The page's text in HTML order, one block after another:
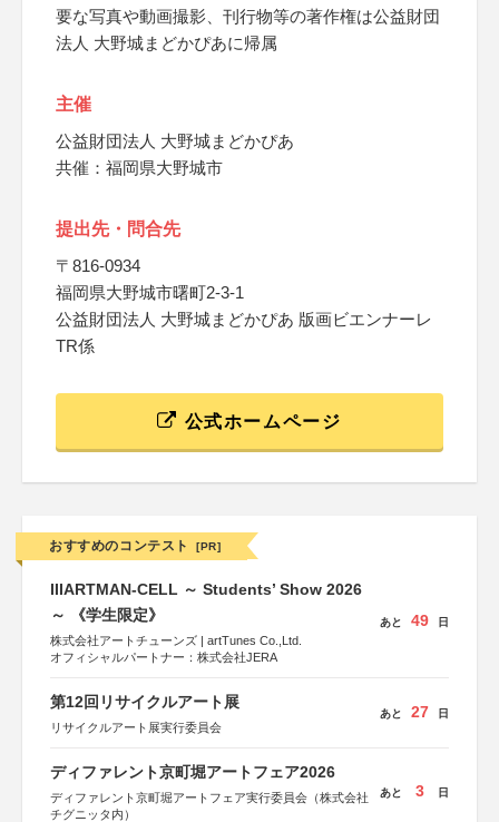
要な写真や動画撮影、刊行物等の著作権は公益財団
法人 大野城まどかぴあに帰属
主催
公益財団法人 大野城まどかぴあ
共催：福岡県大野城市
提出先・問合先
〒816-0934
福岡県大野城市曙町2-3-1
公益財団法人 大野城まどかぴあ 版画ビエンナーレ
TR係
公式ホームページ
おすすめのコンテスト [PR]
IIIARTMAN-CELL ～ Students’ Show 2026
～ 《学生限定》
株式会社アートチューンズ | artTunes Co.,Ltd.
オフィシャルパートナー：株式会社JERA
あと 49 日
第12回リサイクルアート展
リサイクルアート展実行委員会
あと 27 日
ディファレント京町堀アートフェア2026
ディファレント京町堀アートフェア実行委員会（株式会社
チグニッタ内）
あと 3 日